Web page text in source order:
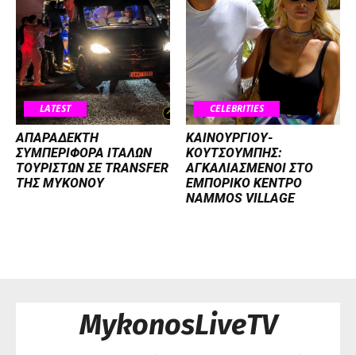
LATEST
ΑΠΑΡΑΔΕΚΤΗ
ΣΥΜΠΕΡΙΦΟΡΑ ΙΤΑΛΩΝ
ΤΟΥΡΙΣΤΩΝ ΣΕ TRANSFER
ΤΗΣ ΜΥΚΟΝΟΥ
CELEBRITIES
ΚΑΙΝΟΥΡΓΙΟΥ-
ΚΟΥΤΣΟΥΜΠΗΣ:
ΑΓΚΑΛΙΑΣΜΕΝΟΙ ΣΤΟ
ΕΜΠΟΡΙΚΟ ΚΕΝΤΡΟ
NAMMOS VILLAGE
MykonosLiveTV